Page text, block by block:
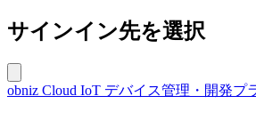
サインイン先を選択
obniz Cloud IoT デバイス管理・開発プ